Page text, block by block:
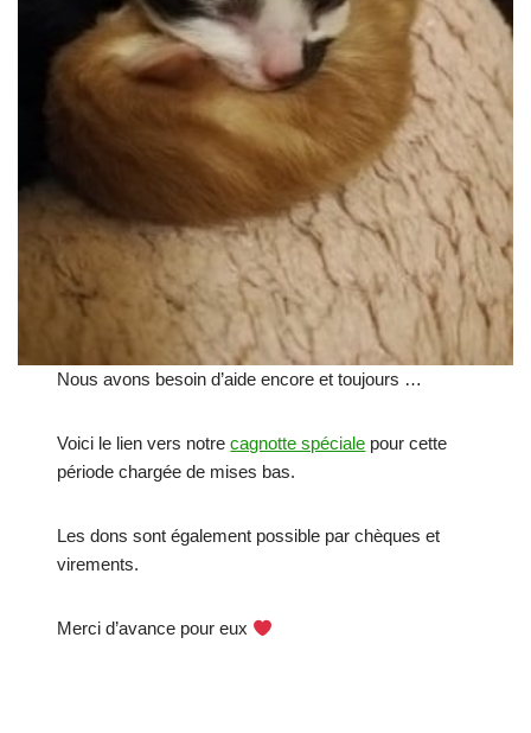
Nous avons besoin d’aide encore et toujours …
Voici le lien vers notrecagnotte spéciale pour cette
période chargée de mises bas.
Les dons sont également possible par chèques et
virements.
Merci d’avance pour eux